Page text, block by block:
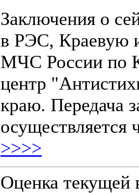
Заключения о
в РЭС, Краевую
МЧС России по
центр
краю. Передача
>>>>
Оценка текущей